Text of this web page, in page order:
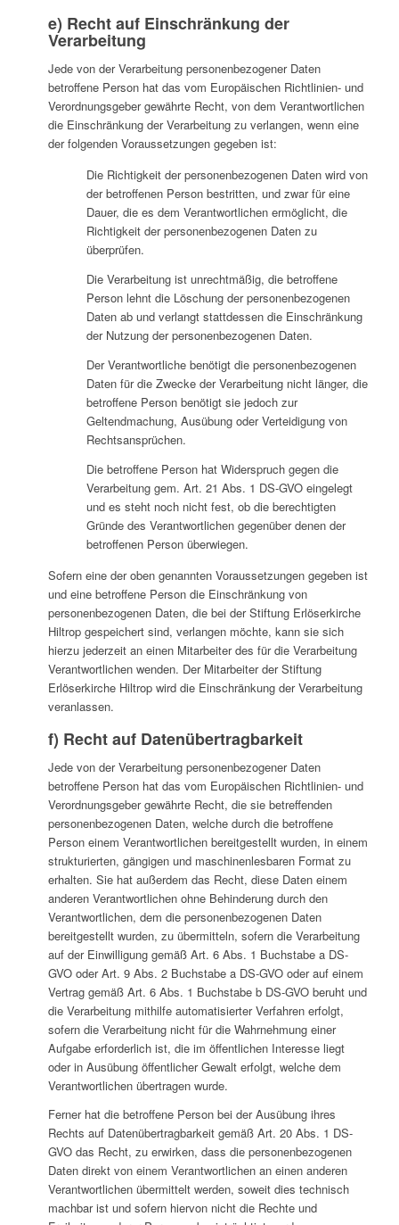
e) Recht auf Einschränkung der
Verarbeitung
Jede von der Verarbeitung personenbezogener Daten
betroffene Person hat das vom Europäischen Richtlinien- und
Verordnungsgeber gewährte Recht, von dem Verantwortlichen
die Einschränkung der Verarbeitung zu verlangen, wenn eine
der folgenden Voraussetzungen gegeben ist:
Die Richtigkeit der personenbezogenen Daten wird von
der betroffenen Person bestritten, und zwar für eine
Dauer, die es dem Verantwortlichen ermöglicht, die
Richtigkeit der personenbezogenen Daten zu
überprüfen.
Die Verarbeitung ist unrechtmäßig, die betroffene
Person lehnt die Löschung der personenbezogenen
Daten ab und verlangt stattdessen die Einschränkung
der Nutzung der personenbezogenen Daten.
Der Verantwortliche benötigt die personenbezogenen
Daten für die Zwecke der Verarbeitung nicht länger, die
betroffene Person benötigt sie jedoch zur
Geltendmachung, Ausübung oder Verteidigung von
Rechtsansprüchen.
Die betroffene Person hat Widerspruch gegen die
Verarbeitung gem. Art. 21 Abs. 1 DS-GVO eingelegt
und es steht noch nicht fest, ob die berechtigten
Gründe des Verantwortlichen gegenüber denen der
betroffenen Person überwiegen.
Sofern eine der oben genannten Voraussetzungen gegeben ist
und eine betroffene Person die Einschränkung von
personenbezogenen Daten, die bei der Stiftung Erlöserkirche
Hiltrop gespeichert sind, verlangen möchte, kann sie sich
hierzu jederzeit an einen Mitarbeiter des für die Verarbeitung
Verantwortlichen wenden. Der Mitarbeiter der Stiftung
Erlöserkirche Hiltrop wird die Einschränkung der Verarbeitung
veranlassen.
f) Recht auf Datenübertragbarkeit
Jede von der Verarbeitung personenbezogener Daten
betroffene Person hat das vom Europäischen Richtlinien- und
Verordnungsgeber gewährte Recht, die sie betreffenden
personenbezogenen Daten, welche durch die betroffene
Person einem Verantwortlichen bereitgestellt wurden, in einem
strukturierten, gängigen und maschinenlesbaren Format zu
erhalten. Sie hat außerdem das Recht, diese Daten einem
anderen Verantwortlichen ohne Behinderung durch den
Verantwortlichen, dem die personenbezogenen Daten
bereitgestellt wurden, zu übermitteln, sofern die Verarbeitung
auf der Einwilligung gemäß Art. 6 Abs. 1 Buchstabe a DS-
GVO oder Art. 9 Abs. 2 Buchstabe a DS-GVO oder auf einem
Vertrag gemäß Art. 6 Abs. 1 Buchstabe b DS-GVO beruht und
die Verarbeitung mithilfe automatisierter Verfahren erfolgt,
sofern die Verarbeitung nicht für die Wahrnehmung einer
Aufgabe erforderlich ist, die im öffentlichen Interesse liegt
oder in Ausübung öffentlicher Gewalt erfolgt, welche dem
Verantwortlichen übertragen wurde.
Ferner hat die betroffene Person bei der Ausübung ihres
Rechts auf Datenübertragbarkeit gemäß Art. 20 Abs. 1 DS-
GVO das Recht, zu erwirken, dass die personenbezogenen
Daten direkt von einem Verantwortlichen an einen anderen
Verantwortlichen übermittelt werden, soweit dies technisch
machbar ist und sofern hiervon nicht die Rechte und